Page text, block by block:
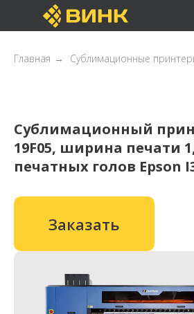
Главная → Сублимационные
Cублимационный
19F05, ширина печати
печатных голов Epson
Заказать